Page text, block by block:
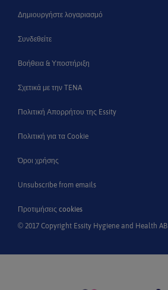
Δημιουργήστε λογαριασμό
Συνδεθείτε
Βοήθεια & Υποστήριξη
Σχετικά με την TENA
Πολιτική Απορρήτου της Essity
Πολιτική για τα Cookie
Όροι χρήσης
Unsubscribe from emails
Προτιμήσεις cookies
© 2017 Copyright Essity Hygiene and Health AB